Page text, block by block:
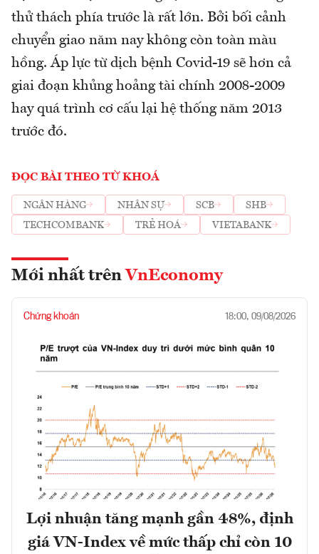
thử thách phía trước là rất lớn. Bởi bối cảnh
chuyển giao năm nay không còn toàn màu
hồng. Áp lực từ dịch bệnh Covid-19 sẽ hơn cả
giai đoạn khủng hoảng tài chính 2008-2009
hay quá trình cơ cấu lại hệ thống năm 2013
trước đó.
ĐỌC BÀI THEO TỪ KHOÁ
NGÂN HÀNG NHÂN SỰ SCB
SHB
TECHCOMBANK
TRẺ HOÁ VIETABANK
Mới nhất trên VnEconomy
Chứng khoán 18:00, 09/08/2026
Lợi nhuận tăng mạnh gần 48%, định
giá VN-Index về mức thấp chỉ còn 10